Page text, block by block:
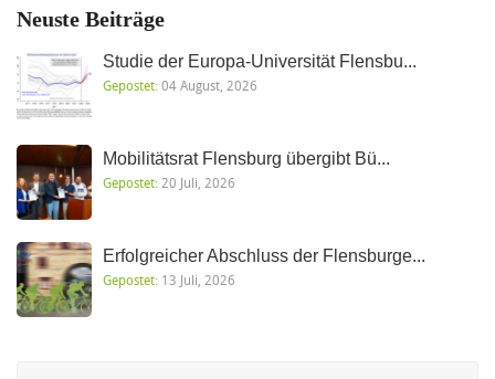
Neuste Beiträge
Studie der Europa-Universität Flensbu...
Gepostet:04 August, 2026
Mobilitätsrat Flensburg übergibt Bü...
Gepostet:20 Juli, 2026
Erfolgreicher Abschluss der Flensburge...
Gepostet: 13 Juli, 2026